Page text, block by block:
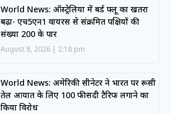
World News: ऑस्ट्रेलिया में बर्ड फ्लू का खतरा
बढ़ा- एच5एन1 वायरस से संक्रमित पक्षियों की
संख्या 200 के पार
August 8, 2026 2:18 pm
World News: अमेरिकी सीनेटर ने भारत पर रूसी
तेल आयात के लिए 100 फीसदी टैरिफ लगाने का
किया विरोध